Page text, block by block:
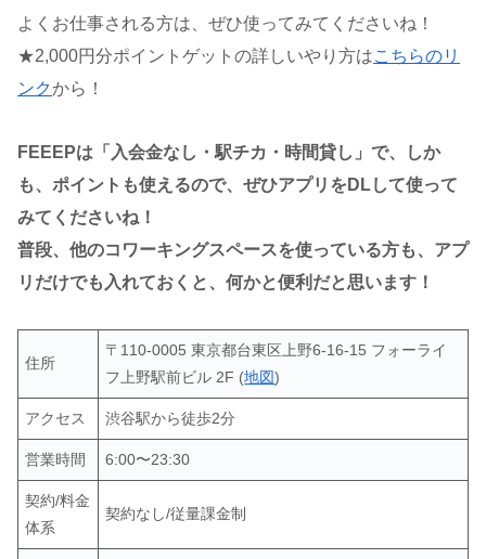
よくお仕事される方は、ぜひ使ってみてくださいね！
★2,000円分ポイントゲットの詳しいやり方はこちらのリ
ンクから！
FEEEPは「入会金なし・駅チカ・時間貸し」で、しか
も、ポイントも使えるので、ぜひアプリをDLして使って
みてくださいね！
普段、他のコワーキングスペースを使っている方も、アプ
リだけでも入れておくと、何かと便利だと思います！
住所
〒110-0005 東京都台東区上野6-16-15 フォーライ
フ上野駅前ビル 2F (地図)
アクセス 渋谷駅から徒歩2分
営業時間 6:00〜23:30
契約/料金
体系
契約なし/従量課金制